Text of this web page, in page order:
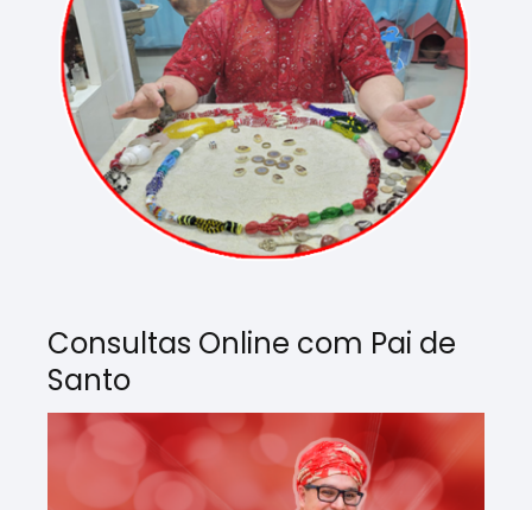
Consultas Online com Pai de
Santo